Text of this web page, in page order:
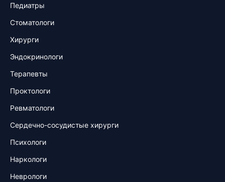
Педиатры
Стоматологи
Хирурги
Эндокринологи
Терапевты
Проктологи
Ревматологи
Сердечно-сосудистые хирурги
Психологи
Наркологи
Неврологи